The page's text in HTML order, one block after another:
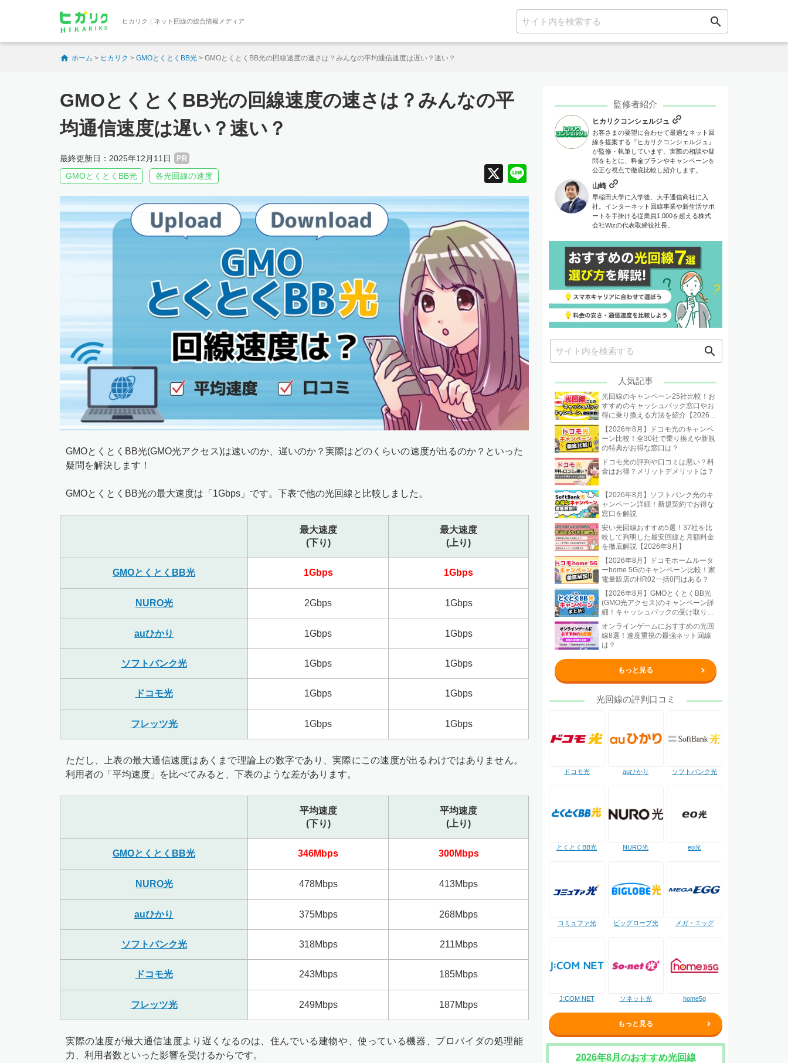
ヒカリク｜ネット回線の総合情報メディア search
ホーム > ヒカリク > GMOとくとくBB光 > GMOとくとくBB光の回線速度の速さは？みんなの平均通信速度は遅い？速い？
GMOとくとくBB光の回線速度の速さは？みんなの平
均通信速度は遅い？速い？
最終更新日：2025年12月11日 PR
X
GMOとくとくBB光 各光回線の速度
GMOとくとくBB光(GMO光アクセス)は速いのか、遅いのか？実際はどのくらいの速度が出るのか？といった
疑問を解決します！
GMOとくとくBB光の最大速度は「1Gbps」です。下表で他の光回線と比較しました。
最大速度
(下り)
最大速度
(上り)
GMOとくとくBB光 1Gbps 1Gbps
NURO光 2Gbps 1Gbps
auひかり 1Gbps 1Gbps
ソフトバンク光 1Gbps 1Gbps
ドコモ光 1Gbps 1Gbps
フレッツ光 1Gbps 1Gbps
ただし、上表の最大通信速度はあくまで理論上の数字であり、実際にこの速度が出るわけではありません。
利用者の「平均速度」を比べてみると、下表のような差があります。
平均速度
(下り)
平均速度
(上り)
GMOとくとくBB光 346Mbps 300Mbps
NURO光 478Mbps 413Mbps
auひかり 375Mbps 268Mbps
ソフトバンク光 318Mbps 211Mbps
ドコモ光 243Mbps 185Mbps
フレッツ光 249Mbps 187Mbps
実際の速度が最大通信速度より遅くなるのは、住んでいる建物や、使っている機器、プロバイダの処理能
力、利用者数といった影響を受けるからです。
監修者紹介
ヒカリクコンシェルジュ
お客さまの要望に合わせて最適なネット回
線を提案する『ヒカリクコンシェルジュ』
が監修・執筆しています。実際の相談や疑
問をもとに、料金プランやキャンペーンを
公正な視点で徹底比較し紹介します。
山崎
早稲田大学に入学後、大手通信商社に入
社。インターネット回線事業や新生活サポ
ートを手掛ける従業員1,000を超える株式
会社Wizの代表取締役社長。
search
人気記事
光回線のキャンペーン25社比較！お
すすめのキャッシュバック窓口やお
得に乗り換える方法を紹介【2026年
8月】
【2026年8月】ドコモ光のキャンペ
ーン比較！全30社で乗り換えや新規
の特典がお得な窓口は？
ドコモ光の評判や口コミは悪い？料
金はお得？メリットデメリットは？
【2026年8月】ソフトバンク光のキ
ャンペーン詳細！新規契約でお得な
窓口を解説
安い光回線おすすめ5選！37社を比
較して判明した最安回線と月額料金
を徹底解説【2026年8月】
【2026年8月】ドコモホームルータ
ーhome 5Gのキャンペーン比較！家
電量販店のHR02一括0円はある？
【2026年8月】GMOとくとくBB光
(GMO光アクセス)のキャンペーン詳
細！キャッシュバックの受け取り方
法も解説
オンラインゲームにおすすめの光回
線8選！速度重視の最強ネット回線
は？
もっと見る
光回線の評判口コミ
ドコモ光 auひかり ソフトバンク光
とくとくBB光 NURO光 eo光
コミュファ光 ビッグローブ光 メガ・エッグ
J:COM NET ソネット光 home5g
もっと見る
2026年8月のおすすめ光回線